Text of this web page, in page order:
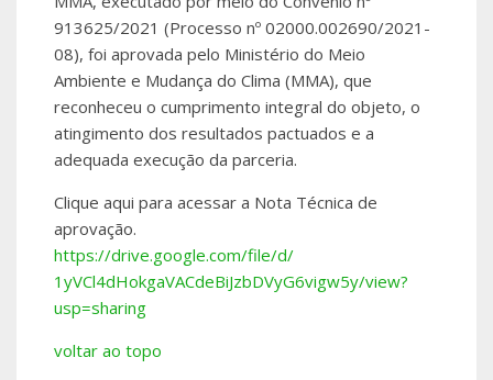
913625/2021 (Processo nº 02000.002690/2021-
08), foi aprovada pelo Ministério do Meio
Ambiente e Mudança do Clima (MMA), que
reconheceu o cumprimento integral do objeto, o
atingimento dos resultados pactuados e a
adequada execução da parceria.
Clique aqui para acessar a Nota Técnica de
aprovação.
https://drive.google.com/file/d/
1yVCl4dHokgaVACdeBiJzbDVyG6vigw5y/view?
usp=sharing
voltar ao topo